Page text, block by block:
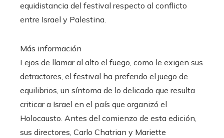
equidistancia del festival respecto al conflicto
entre Israel y Palestina.
Más información
Lejos de llamar al alto el fuego, como le exigen sus
detractores, el festival ha preferido el juego de
equilibrios, un síntoma de lo delicado que resulta
criticar a Israel en el país que organizó el
Holocausto. Antes del comienzo de esta edición,
sus directores, Carlo Chatrian y Mariette